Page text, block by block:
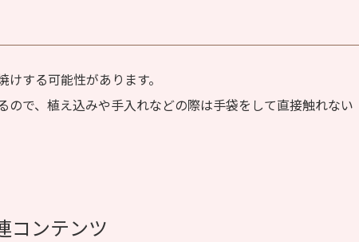
する可能性があります。
ので、植え込みや手入れなどの際は手袋をして直接触れない
コンテンツ